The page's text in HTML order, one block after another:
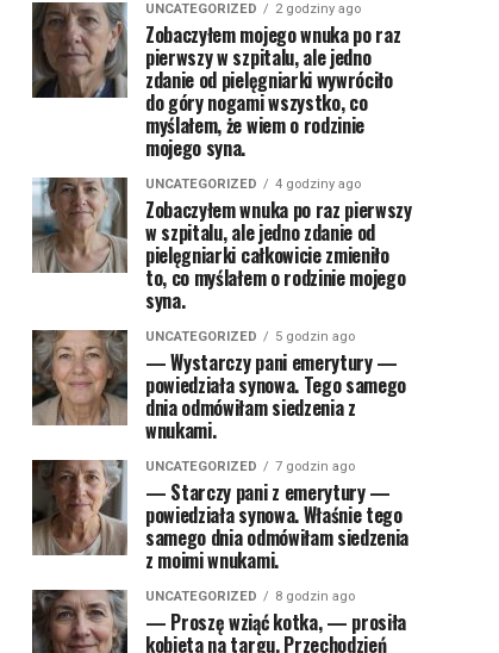
UNCATEGORIZED 2 godziny ago
Zobaczyłem mojego wnuka po raz
pierwszy w szpitalu, ale jedno
zdanie od pielęgniarki wywróciło
do góry nogami wszystko, co
myślałem, że wiem o rodzinie
mojego syna.
UNCATEGORIZED 4 godziny ago
Zobaczyłem wnuka po raz pierwszy
w szpitalu, ale jedno zdanie od
pielęgniarki całkowicie zmieniło
to, co myślałem o rodzinie mojego
syna.
UNCATEGORIZED 5 godzin ago
— Wystarczy pani emerytury —
powiedziała synowa. Tego samego
dnia odmówiłam siedzenia z
wnukami.
UNCATEGORIZED 7 godzin ago
— Starczy pani z emerytury —
powiedziała synowa. Właśnie tego
samego dnia odmówiłam siedzenia
z moimi wnukami.
UNCATEGORIZED 8 godzin ago
— Proszę wziąć kotka, — prosiła
kobieta na targu. Przechodzień